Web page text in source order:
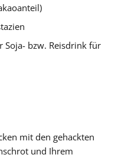
Soja- bzw. Reisdrink für
mit den gehackten
und Ihrem